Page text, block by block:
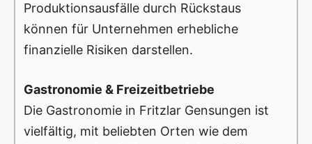
Produktionsausfälle durch Rückstaus
können für Unternehmen erhebliche
finanzielle Risiken darstellen.
Gastronomie & Freizeitbetriebe
Die Gastronomie in Fritzlar Gensungen ist
vielfältig, mit beliebten Orten wie dem